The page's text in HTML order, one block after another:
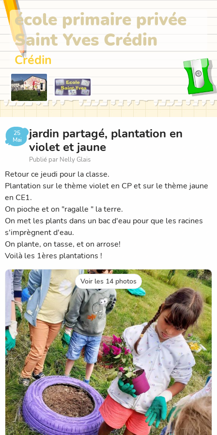
école primaire privée
Saint Yves Crédin
Crédin
25
Mai
jardin partagé, plantation en
violet et jaune
Publié par Nelly Glais
Retour ce jeudi pour la classe.
Plantation sur le thème violet en CP et sur le thème jaune
en CE1.
On pioche et on "ragalle " la terre.
On met les plants dans un bac d'eau pour que les racines
s'imprègnent d'eau.
On plante, on tasse, et on arrose!
Voilà les 1ères plantations !
Voir les 14 photos